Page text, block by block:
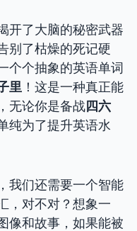
开了大脑的秘密武器
了枯燥的死记硬
个个抽象的英语单词
里 ！这是一种真正能
无论你是备战四六
纯为了提升英语水
我们还需要一个智能
，对不对？想象一
像和故事，如果能被